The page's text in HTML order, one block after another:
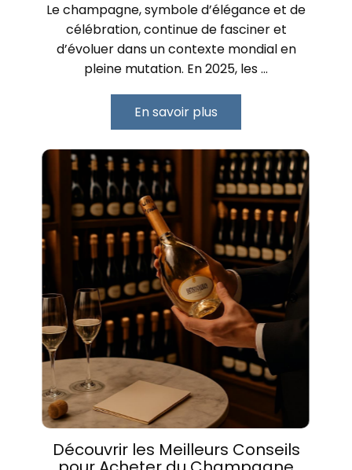
Le champagne, symbole d’élégance et de
célébration, continue de fasciner et
d’évoluer dans un contexte mondial en
pleine mutation. En 2025, les …
En savoir plus
Découvrir les Meilleurs Conseils